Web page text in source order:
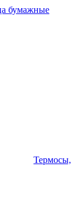
бумажные
Термосы,